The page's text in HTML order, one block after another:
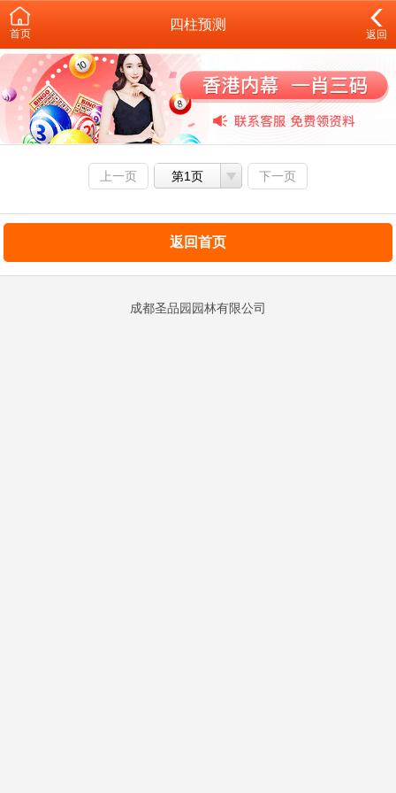
首页
四柱预测
返回
上一页 第1页 下一页
返回首页
成都圣品园园林有限公司